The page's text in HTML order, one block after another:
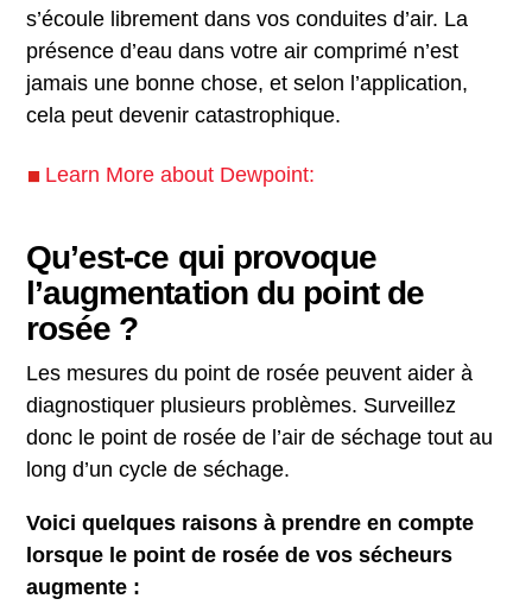
s’écoule librement dans vos conduites d’air. La
présence d’eau dans votre air comprimé n’est
jamais une bonne chose, et selon l’application,
cela peut devenir catastrophique.
Learn More about Dewpoint:
Qu’est-ce qui provoque
l’augmentation du point de
rosée ?
Les mesures du point de rosée peuvent aider à
diagnostiquer plusieurs problèmes. Surveillez
donc le point de rosée de l’air de séchage tout au
long d’un cycle de séchage.
Voici quelques raisons à prendre en compte
lorsque le point de rosée de vos sécheurs
augmente :